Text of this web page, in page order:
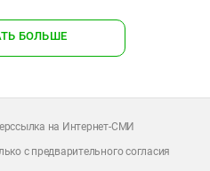
БОЛЬШЕ
на Интернет-СМИ
с предварительного согласия